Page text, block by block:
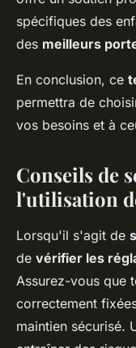
spécifiques des
des meilleurs
En conclusion, ce
permettra de
vos besoins et à
Conseils de
l'utilisation
Lorsqu'il s'agit de
de vérifier les
Assurez-vous que
correctement
maintien sécurisé.